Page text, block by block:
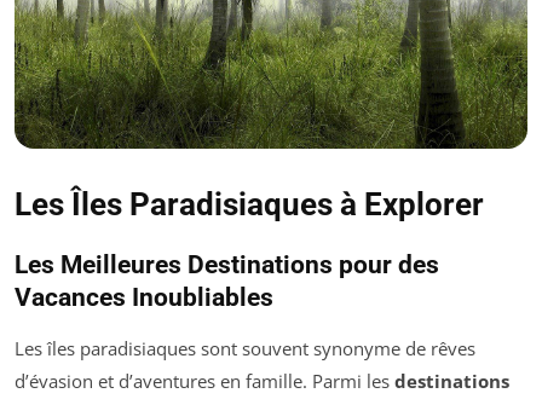
Les Îles Paradisiaques à Explorer
Les Meilleures Destinations pour des
Vacances Inoubliables
Les îles paradisiaques sont souvent synonyme de rêves
d’évasion et d’aventures en famille. Parmi les destinations